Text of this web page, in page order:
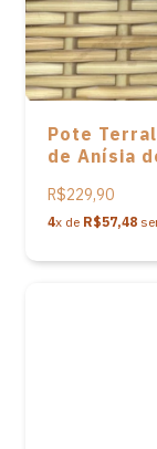
Pote
de Anísia
R$229,90
4x de R$57,48